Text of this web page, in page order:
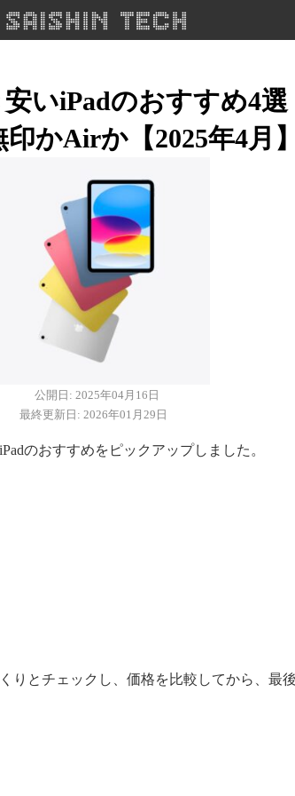
安いiPadのおすすめ4
かAirか【2025年4月】
公開日: 2025年04月16日
最終更新日: 2026年01月29日
のおすすめをピックアップしました。
りとチェックし、価格を比較してから、最